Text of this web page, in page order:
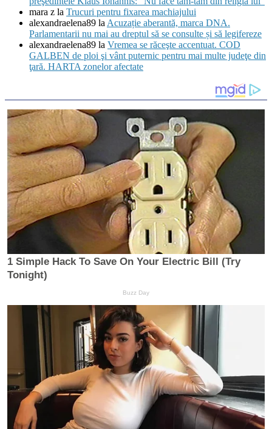
mara z la Trucuri pentru fixarea machiajului
alexandraelena89 la Acuzație aberantă, marca DNA.
Parlamentarii nu mai au dreptul să se consulte și să legifereze
alexandraelena89 la Vremea se răceşte accentuat. COD
GALBEN de ploi şi vânt puternic pentru mai multe judeţe din
ţară. HARTA zonelor afectate